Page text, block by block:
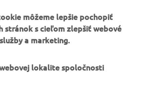
môžeme lepšie pochopiť
stránok s cieľom zlepšiť webové
a marketing.
lokalite spoločnosti